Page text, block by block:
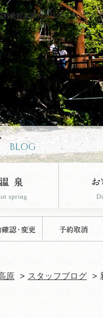
村乗鞍高原のブログページです。
BLOG
原 スタッフブログ